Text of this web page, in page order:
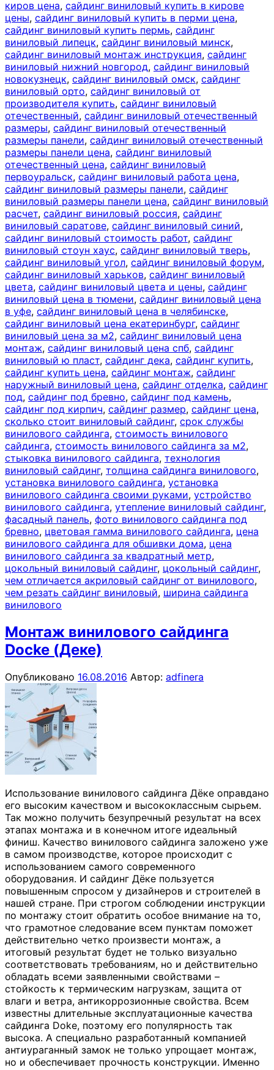
киров цена, сайдинг виниловый купить в кирове
цены, сайдинг виниловый купить в перми цена,
сайдинг виниловый купить пермь, сайдинг
виниловый липецк, сайдинг виниловый минск,
сайдинг виниловый монтаж инструкция, сайдинг
виниловый нижний новгород, сайдинг виниловый
новокузнецк, сайдинг виниловый омск, сайдинг
виниловый орто, сайдинг виниловый от
производителя купить, сайдинг виниловый
отечественный, сайдинг виниловый отечественный
размеры, сайдинг виниловый отечественный
размеры панели, сайдинг виниловый отечественный
размеры панели цена, сайдинг виниловый
отечественный цена, сайдинг виниловый
первоуральск, сайдинг виниловый работа цена,
сайдинг виниловый размеры панели, сайдинг
виниловый размеры панели цена, сайдинг виниловый
расчет, сайдинг виниловый россия, сайдинг
виниловый саратове, сайдинг виниловый синий,
сайдинг виниловый стоимость работ, сайдинг
виниловый стоун хаус, сайдинг виниловый тверь,
сайдинг виниловый угол, сайдинг виниловый форум,
сайдинг виниловый харьков, сайдинг виниловый
цвета, сайдинг виниловый цвета и цены, сайдинг
виниловый цена в тюмени, сайдинг виниловый цена
в уфе, сайдинг виниловый цена в челябинске,
сайдинг виниловый цена екатеринбург, сайдинг
виниловый цена за м2, сайдинг виниловый цена
монтаж, сайдинг виниловый цена спб, сайдинг
виниловый ю пласт, сайдинг дека, сайдинг купить,
сайдинг купить цена, сайдинг монтаж, сайдинг
наружный виниловый цена, сайдинг отделка, сайдинг
под, сайдинг под бревно, сайдинг под камень,
сайдинг под кирпич, сайдинг размер, сайдинг цена,
сколько стоит виниловый сайдинг, срок службы
винилового сайдинга, стоимость винилового
сайдинга, стоимость винилового сайдинга за м2,
стыковка винилового сайдинга, технология
виниловый сайдинг, толщина сайдинга винилового,
установка винилового сайдинга, установка
винилового сайдинга своими руками, устройство
винилового сайдинга, утепление виниловый сайдинг,
фасадный панель, фото винилового сайдинга под
бревно, цветовая гамма винилового сайдинга, цена
винилового сайдинга для обшивки дома, цена
винилового сайдинга за квадратный метр,
цокольный виниловый сайдинг, цокольный сайдинг,
чем отличается акриловый сайдинг от винилового,
чем резать сайдинг виниловый, ширина сайдинга
винилового
Монтаж винилового сайдинга
Docke (Деке)
Опубликовано 16.08.2016 Автор: adfinera
Использование винилового сайдинга Дёке оправдано
его высоким качеством и высококлассным сырьем.
Так можно получить безупречный результат на всех
этапах монтажа и в конечном итоге идеальный
финиш. Качество винилового сайдинга заложено уже
в самом производстве, которое происходит с
использованием самого современного
оборудования. И сайдинг Дёке пользуется
повышенным спросом у дизайнеров и строителей в
нашей стране. При строгом соблюдении инструкции
по монтажу стоит обратить особое внимание на то,
что грамотное следование всем пунктам поможет
действительно четко произвести монтаж, а
итоговый результат будет не только визуально
соответствовать требованиям, но и действительно
обладать всеми заявленными свойствами –
стойкость к термическим нагрузкам, защита от
влаги и ветра, антикоррозионные свойства. Всем
известны длительные эксплуатационные качества
сайдинга Doke, поэтому его популярность так
высока. А специально разработанный компанией
антиураганный замок не только упрощает монтаж,
но и обеспечивает прочность конструкции. Именно